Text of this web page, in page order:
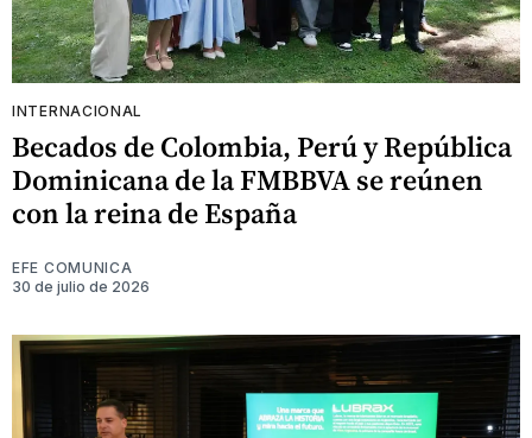
INTERNACIONAL
Becados de Colombia, Perú y República
Dominicana de la FMBBVA se reúnen
con la reina de España
EFE COMUNICA
30 de julio de 2026